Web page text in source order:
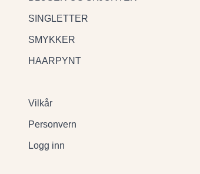
SINGLETTER
SMYKKER
HAARPYNT
Vilkår
Personvern
Logg inn